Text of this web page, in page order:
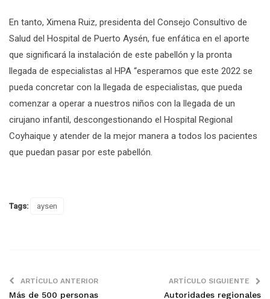
En tanto, Ximena Ruiz, presidenta del Consejo Consultivo de
Salud del Hospital de Puerto Aysén, fue enfática en el aporte
que significará la instalación de este pabellón y la pronta
llegada de especialistas al HPA “esperamos que este 2022 se
pueda concretar con la llegada de especialistas, que pueda
comenzar a operar a nuestros niños con la llegada de un
cirujano infantil, descongestionando el Hospital Regional
Coyhaique y atender de la mejor manera a todos los pacientes
que puedan pasar por este pabellón.
Tags: aysen
ARTÍCULO ANTERIOR
Más de 500 personas
ARTÍCULO SIGUIENTE
Autoridades regionales